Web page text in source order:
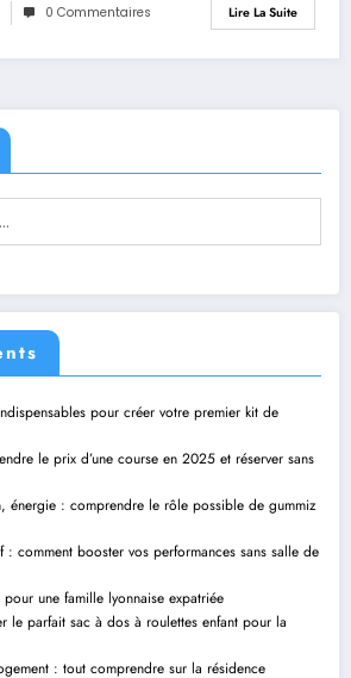
0 Commentaires Lire La Suite
pour créer votre premier kit de
le prix d’une course en 2025 et réserver sans
énergie : comprendre le rôle possible de gummiz
comment booster vos performances sans salle de
une famille lyonnaise expatriée
le parfait sac à dos à roulettes enfant pour la
: tout comprendre sur la résidence